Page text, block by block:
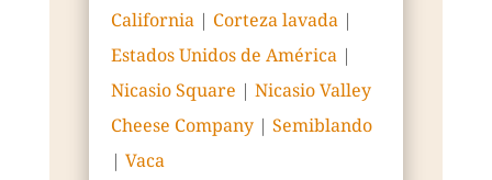
California| Corteza lavada|
Estados Unidos de América|
Nicasio Square | Nicasio Valley
Cheese Company| Semiblando
| Vaca